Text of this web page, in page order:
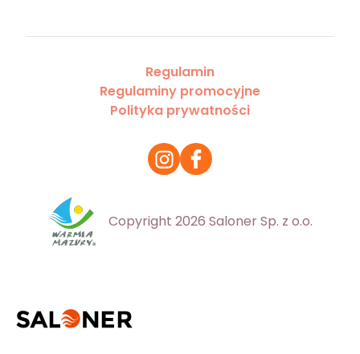
Regulamin
Regulaminy promocyjne
Polityka prywatności
Copyright 2026 Saloner Sp. z o.o.